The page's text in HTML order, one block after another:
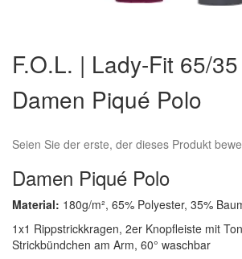
der
Bildergalerie
springen
F.O.L. | Lady-Fit 65/
Damen Piqué Polo
Seien Sie der erste, der dieses Produkt
Damen Piqué Polo
Material: 180g/m², 65% Polyester, 35%
1x1 Rippstrickkragen, 2er Knopfleiste mit
Strickbündchen am Arm, 60° waschbar